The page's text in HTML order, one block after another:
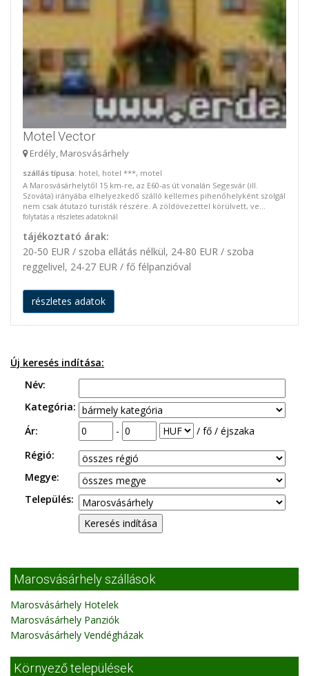
Motel Vector
Erdély, Marosvásárhely
szállás típusa: hotel, hotel ***, motel
A Marosvásárhelytől 15 km-re, az E60-as út vonalán Segesvár (ill.
Szováta) irányába elhelyezkedő szálló kellemes pihenőhelyként szolgál
nem csak átutazó turisták részére. A zöldövezettel körülvett, ve...
folytatás a részletes adatoknál
tájékoztató árak:
20-50 EUR / szoba ellátás nélkül, 24-80 EUR / szoba
reggelivel, 24-27 EUR / fő félpanzióval
részletes adatok
Új keresés indítása:
Név:
Kategória:
Ár:
-
/ fő / éjszaka
Régió:
Megye:
Település:
Marosvásárhely szállások
Marosvásárhely Hotelek
Marosvásárhely Panziók
Marosvásárhely Vendégházak
Környező települések